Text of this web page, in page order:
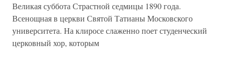
Великая суббота Страстной седмицы 1890 года.
Всенощная в церкви Святой Татианы Московского
университета. На клиросе слаженно поет студенческий
церковный хор, которым